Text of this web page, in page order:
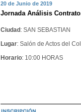
20 de Junio de 2019
Jornada Análisis
Ciudad : SAN SEBASTIAN
Lugar: Salón de Actos del
Horario: 10:00 HORAS